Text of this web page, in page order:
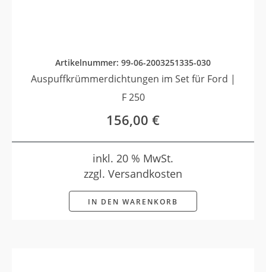
Artikelnummer: 99-06-2003251335-030
Auspuffkrümmerdichtungen im Set für Ford |
F 250
156,00 €
inkl. 20 % MwSt.
zzgl. Versandkosten
IN DEN WARENKORB